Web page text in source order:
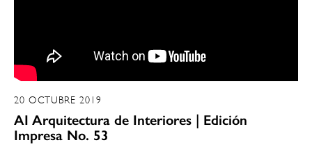
20 OCTUBRE 2019
AI Arquitectura de Interiores | Edición
Impresa No. 53